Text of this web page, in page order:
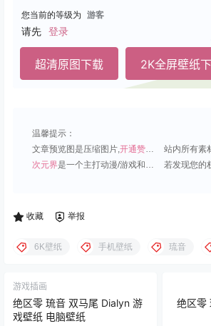
您当前的等级为 游客
请先 登录
超清原图下载 2K全屏壁纸
温馨提示：
文章预览图是压缩图片,开通赞助会员 可免费下
次元界是一个主打动漫/游戏和虚拟偶像角色的插画壁纸平台;
收藏 举报
6K壁纸 手机壁纸 琉音
游戏插画
绝区零 琉音 双马尾 Dialyn 游
戏壁纸 电脑壁纸
绝区零